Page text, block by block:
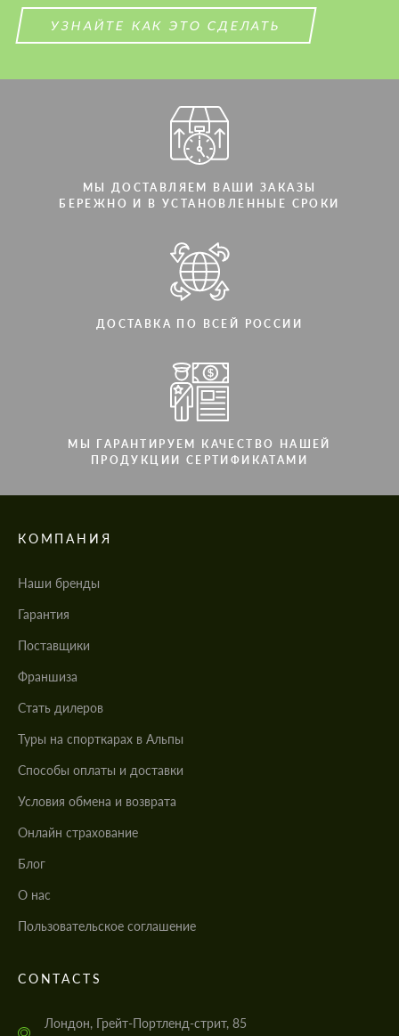
УЗНАЙТЕ КАК ЭТО СДЕЛАТЬ
МЫ ДОСТАВЛЯЕМ ВАШИ ЗАКАЗЫ
БЕРЕЖНО И В УСТАНОВЛЕННЫЕ СРОКИ
ДОСТАВКА ПО ВСЕЙ РОССИИ
МЫ ГАРАНТИРУЕМ КАЧЕСТВО НАШЕЙ
ПРОДУКЦИИ СЕРТИФИКАТАМИ
КОМПАНИЯ
Наши бренды
Гарантия
Поставщики
Франшиза
Стать дилеров
Туры на спорткарах в Альпы
Cпособы оплаты и доставки
Условия обмена и возврата
Онлайн страхование
Блог
О нас
Пользовательское соглашение
CONTACTS
Лондон, Грейт-Портленд-стрит, 85
СВЯЖИТЕСЬ СО МНОЙ
Мы говорим на вашем языке
Мы говорим на вашем языке